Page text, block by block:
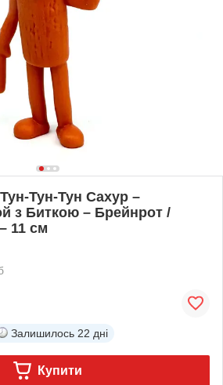
Тун-Тун Сахур –
з Биткою – Брейнрот /
11 см
Залишилось 22 дні
Купити